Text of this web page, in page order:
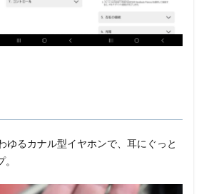
ゆるカナル型イヤホンで、耳にぐっと